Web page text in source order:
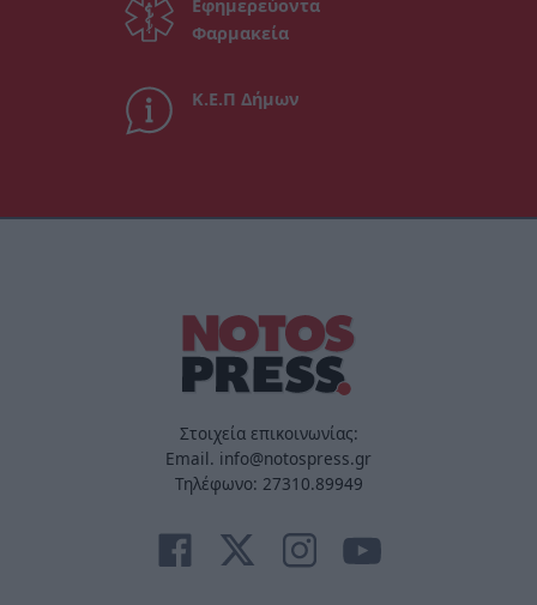
Εφημερεύοντα
Φαρμακεία
Κ.Ε.Π Δήμων
Στοιχεία επικοινωνίας:
Email. info@notospress.gr
Τηλέφωνο: 27310.89949